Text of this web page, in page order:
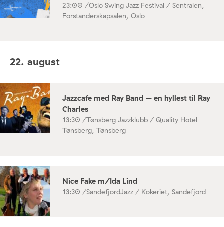
23:00 /Oslo Swing Jazz Festival / Sentralen,
Forstanderskapsalen, Oslo
22. august
Jazzcafe med Ray Band – en hyllest til Ray
Charles
13:30 /Tønsberg Jazzklubb / Quality Hotel
Tønsberg, Tønsberg
Nice Fake m/Ida Lind
13:30 /SandefjordJazz / Kokeriet, Sandefjord